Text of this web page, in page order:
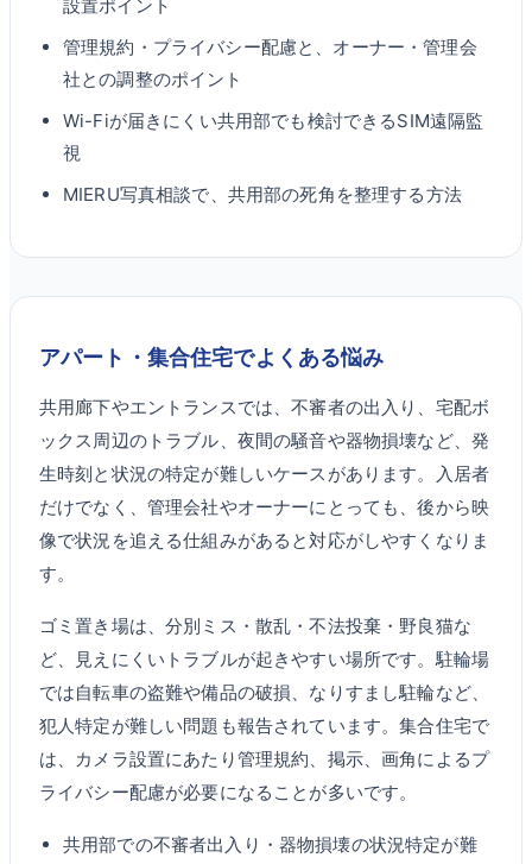
設置ポイント
管理規約・プライバシー配慮と、オーナー・管理会
社との調整のポイント
Wi-Fiが届きにくい共用部でも検討できるSIM遠隔監
視
MIERU写真相談で、共用部の死角を整理する方法
アパート・集合住宅でよくある悩み
共用廊下やエントランスでは、不審者の出入り、宅配ボ
ックス周辺のトラブル、夜間の騒音や器物損壊など、発
生時刻と状況の特定が難しいケースがあります。入居者
だけでなく、管理会社やオーナーにとっても、後から映
像で状況を追える仕組みがあると対応がしやすくなりま
す。
ゴミ置き場は、分別ミス・散乱・不法投棄・野良猫な
ど、見えにくいトラブルが起きやすい場所です。駐輪場
では自転車の盗難や備品の破損、なりすまし駐輪など、
犯人特定が難しい問題も報告されています。集合住宅で
は、カメラ設置にあたり管理規約、掲示、画角によるプ
ライバシー配慮が必要になることが多いです。
共用部での不審者出入り・器物損壊の状況特定が難